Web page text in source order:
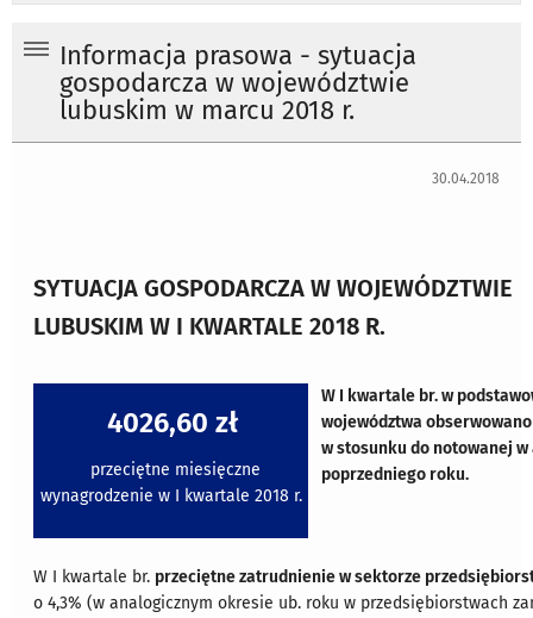
Informacja prasowa - sytuacja
gospodarcza w województwie
lubuskim w marcu 2018 r.
30.04.2018
SYTUACJA GOSPODARCZA W WOJEWÓDZTWIE
LUBUSKIM W I KWARTALE 2018 R.
4026,60 zł
przeciętne miesięczne
wynagrodzenie w I kwartale 2018 r.
W I kwartale br. w
województwa
w stosunku do notowanej
poprzedniego roku.
W I kwartale br. przeciętne zatrudnienie w sektorze
o 4,3% (w analogicznym okresie ub. roku w przedsiębiorstwach